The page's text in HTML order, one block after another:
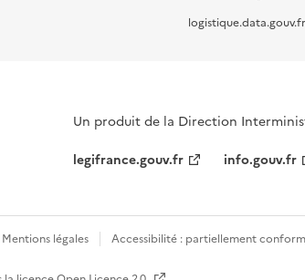
logistique.data.gouv.fr
Un produit de la Direction
legifrance.gouv.fr
info.gouv.fr
Mentions légales Accessibilité : partiellement